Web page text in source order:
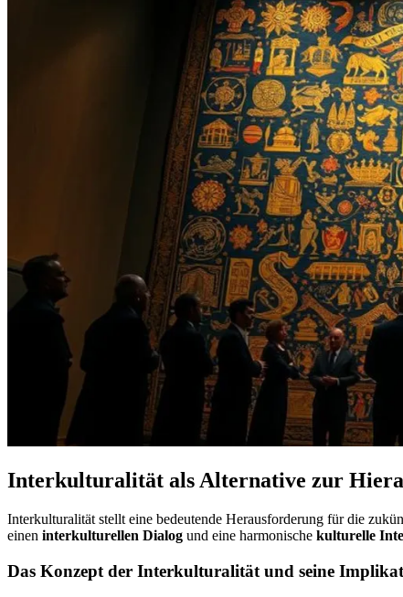
Interkulturalität als Alternative zur
Interkulturalität stellt eine bedeutende Herausforderung für die
einen interkulturellen Dialog und eine harmonische kulturelle
Das Konzept der Interkulturalität und seine